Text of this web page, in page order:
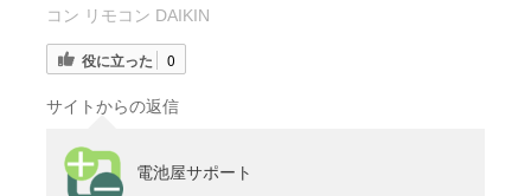
コン リモコン DAIKIN
役に立った 0
サイトからの返信
電池屋サポート